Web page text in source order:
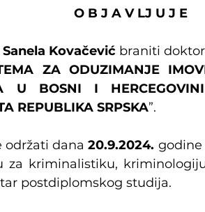
O B J A V LJ U J E
Sanela Kovačević braniti
ZA ODUZIMANJE
U BOSNI I
REPUBLIKA SRPSKA”.
održati dana 20.9.2024.
za kriminalistiku,
postdiplomskog studija.